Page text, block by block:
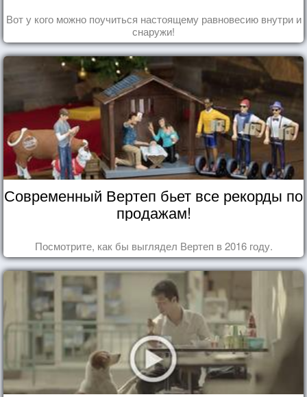
Вот у кого можно поучиться настоящему равновесию внутри и
снаружи!
Современный Вертеп бьет все рекорды по
продажам!
Посмотрите, как бы выглядел Вертеп в 2016 году.